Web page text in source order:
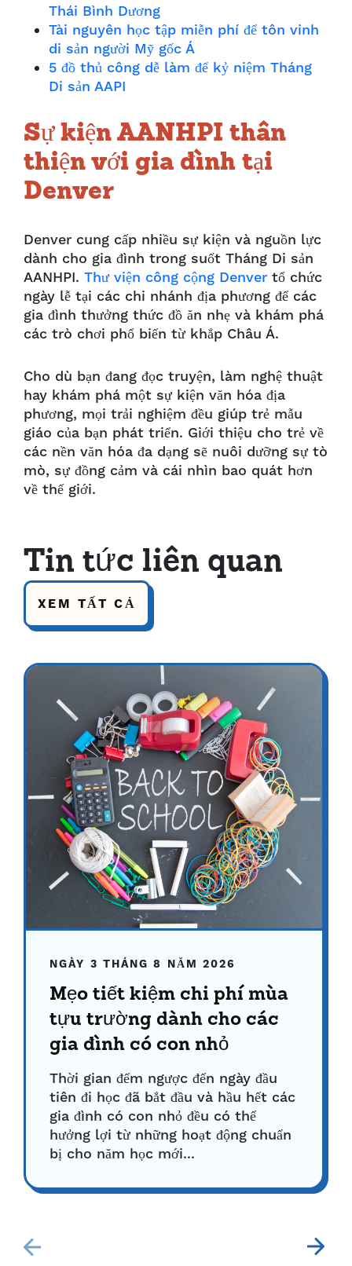
Thái Bình Dương
Tài nguyên học tập miễn phí để tôn vinh
di sản người Mỹ gốc Á
5 đồ thủ công dễ làm để kỷ niệm Tháng
Di sản AAPI
Sự kiện AANHPI thân
thiện với gia đình tại
Denver
Denver cung cấp nhiều sự kiện và nguồn lực
dành cho gia đình trong suốt Tháng Di sản
AANHPI. Thư viện công cộng Denver tổ chức
ngày lễ tại các chi nhánh địa phương để các
gia đình thưởng thức đồ ăn nhẹ và khám phá
các trò chơi phổ biến từ khắp Châu Á.
Cho dù bạn đang đọc truyện, làm nghệ thuật
hay khám phá một sự kiện văn hóa địa
phương, mọi trải nghiệm đều giúp trẻ mẫu
giáo của bạn phát triển. Giới thiệu cho trẻ về
các nền văn hóa đa dạng sẽ nuôi dưỡng sự tò
mò, sự đồng cảm và cái nhìn bao quát hơn
về thế giới.
Tin tức liên quan
XEM TẤT CẢ
NGÀY 3 THÁNG 8 NĂM 2026
Mẹo tiết kiệm chi phí mùa
tựu trường dành cho các
gia đình có con nhỏ
Thời gian đếm ngược đến ngày đầu
tiên đi học đã bắt đầu và hầu hết các
gia đình có con nhỏ đều có thể
hưởng lợi từ những hoạt động chuẩn
bị cho năm học mới...